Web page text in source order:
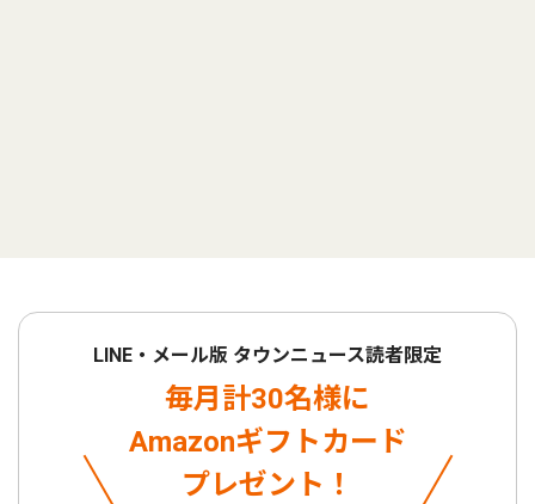
LINE・メール版 タウンニュース読者限定
毎月計30名様に
Amazonギフトカード
プレゼント！